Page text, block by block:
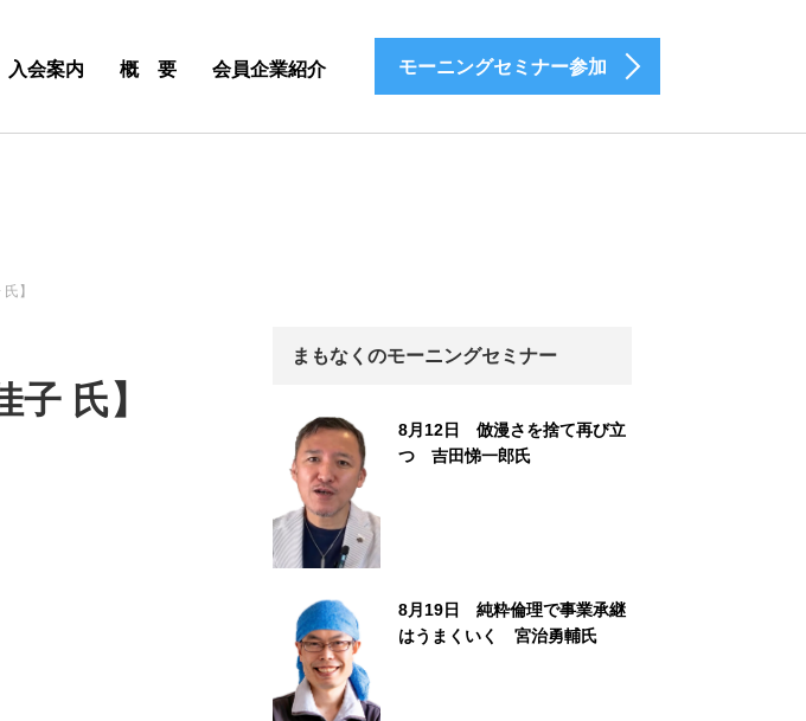
入会案内 概 要 会員企業紹介 モーニングセミナー参加
】
氏】
まもなくのモーニングセミナー
8月12日 倣漫さを捨て再び立
つ 吉田悌一郎氏
8月19日 純粋倫理で事業承継
はうまくいく 宮治勇輔氏